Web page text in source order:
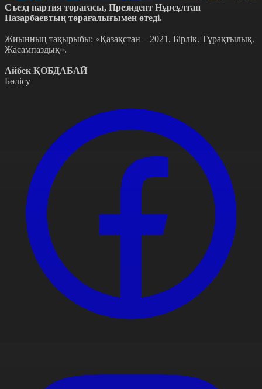
Съезд партия төрағасы, Президент Нұрсұлтан
Назарбаевтың төрағалығымен өтеді.
Жиынның тақырыбы: «Қазақстан – 2021. Бірлік. Тұрақтылық.
Жасампаздық».
Айбек ҚОБДАБАЙ
Бөлісу